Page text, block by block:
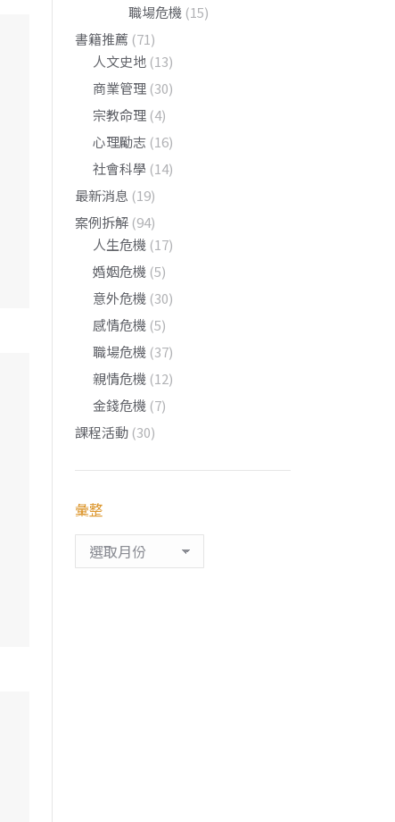
職場危機 (15)
書籍推薦 (71)
人文史地 (13)
商業管理 (30)
宗教命理 (4)
心理勵志 (16)
社會科學 (14)
最新消息 (19)
案例拆解 (94)
人生危機 (17)
婚姻危機 (5)
意外危機 (30)
感情危機 (5)
職場危機 (37)
親情危機 (12)
金錢危機 (7)
課程活動 (30)
彙整
整